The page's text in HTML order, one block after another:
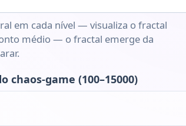
em cada nível — visualiza o fractal
médio — o fractal emerge da
chaos-game (100–15000)